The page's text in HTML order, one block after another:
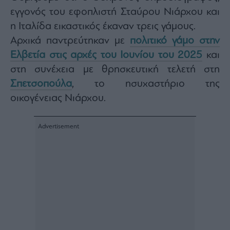
to
our
Terms
and
Privacy
Notice.
You
can
opt
out
at
any
time.
site
εγγονός του εφοπλιστή Σταύρου Νιάρχου και
η Ιταλίδα εικαστικός έκαναν τρεις γάμους.
Αρχικά παντρεύτηκαν με πολιτικό γάμο στην
Ελβετία στις αρχές του Ιουνίου του 2025 και
στη συνέχεια με θρησκευτική τελετή στη
Σπετσοπούλα, το ησυχαστήριο της
οικογένειας Νιάρχου.